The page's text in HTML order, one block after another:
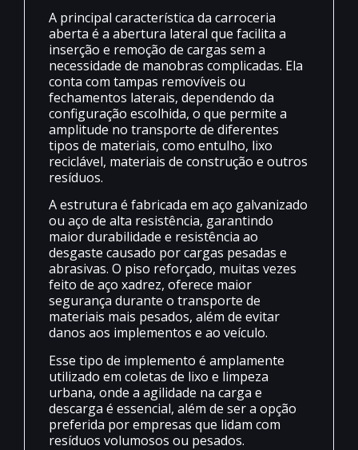
A principal característica da carroceria
aberta é a abertura lateral que facilita a
inserção e remoção de cargas sem a
necessidade de manobras complicadas. Ela
conta com tampas removíveis ou
fechamentos laterais, dependendo da
configuração escolhida, o que permite a
amplitude no transporte de diferentes
tipos de materiais, como entulho, lixo
reciclável, materiais de construção e outros
resíduos.
A estrutura é fabricada em aço galvanizado
ou aço de alta resistência, garantindo
maior durabilidade e resistência ao
desgaste causado por cargas pesadas e
abrasivas. O piso reforçado, muitas vezes
feito de aço xadrez, oferece maior
segurança durante o transporte de
materiais mais pesados, além de evitar
danos aos implementos e ao veículo.
Esse tipo de implemento é amplamente
utilizado em coletas de lixo e limpeza
urbana, onde a agilidade na carga e
descarga é essencial, além de ser a opção
preferida por empresas que lidam com
resíduos volumosos ou pesados.